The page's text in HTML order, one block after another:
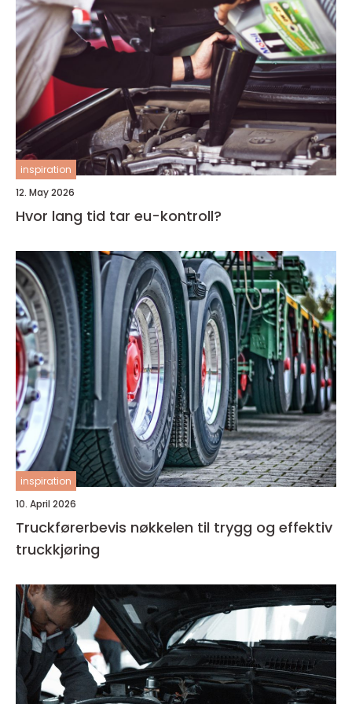
inspiration
12. May 2026
Hvor lang tid tar eu-kontroll?
inspiration
10. April 2026
Truckførerbevis nøkkelen til trygg og effektiv
truckkjøring